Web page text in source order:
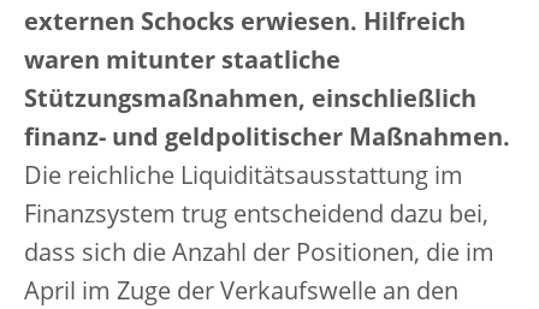
externen Schocks erwiesen. Hilfreich
waren mitunter staatliche
Stützungsmaßnahmen, einschließlich
finanz- und geldpolitischer Maßnahmen.
Die reichliche Liquiditätsausstattung im
Finanzsystem trug entscheidend dazu bei,
dass sich die Anzahl der Positionen, die im
April im Zuge der Verkaufswelle an den